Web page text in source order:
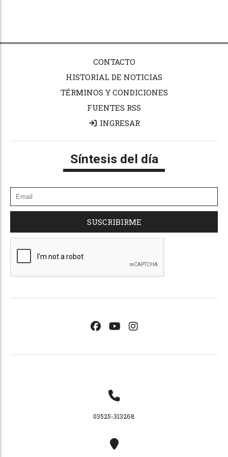
CONTACTO
HISTORIAL DE NOTICIAS
TÉRMINOS Y CONDICIONES
FUENTES RSS
INGRESAR
Síntesis del día
SUSCRIBIRME
03525-313268